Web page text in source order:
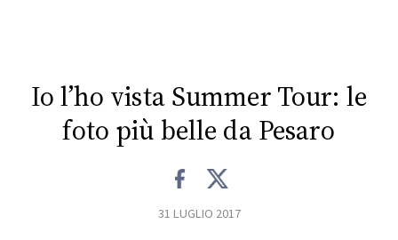
Io l’ho vista Summer Tour: le
foto più belle da Pesaro
31 LUGLIO 2017